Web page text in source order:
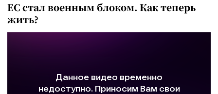
ЕС стал военным блоком. Как теперь
жить?